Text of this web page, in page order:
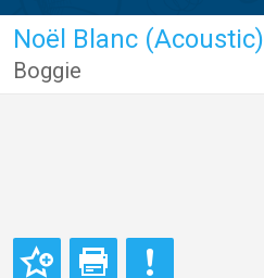
Noël Blanc (Acoustic)
Boggie